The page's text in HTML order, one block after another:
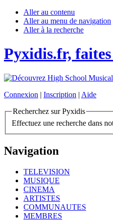
Aller au contenu
Aller au menu de navigation
Aller à la recherche
Pyxidis.fr,
Connexion | Inscription | Aide
Recherchez sur Pyxidis
Effectuez une recherche dans
Navigation
TELEVISION
MUSIQUE
CINEMA
ARTISTES
COMMUNAUTES
MEMBRES